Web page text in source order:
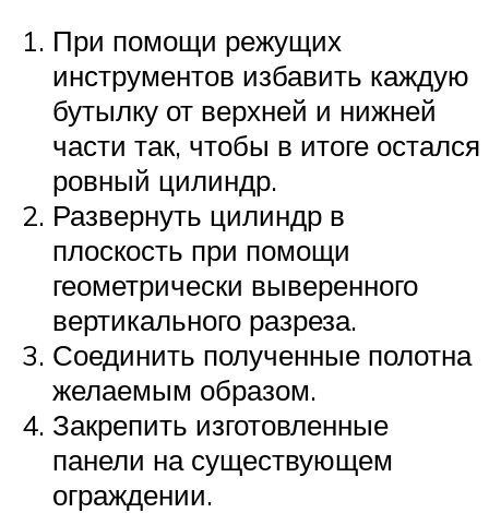
При помощи режущих
инструментов избавить каждую
бутылку от верхней и нижней
части так, чтобы в итоге остался
ровный цилиндр.
Развернуть цилиндр в
плоскость при помощи
геометрически выверенного
вертикального разреза.
Соединить полученные полотна
желаемым образом.
Закрепить изготовленные
панели на существующем
ограждении.